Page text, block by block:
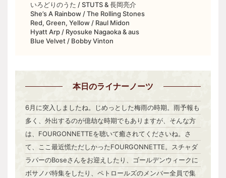
いろどりのうた / STUTS & 長岡亮介
She’s A Rainbow / The Rolling Stones
Red, Green, Yellow / Raul Midon
Hyatt Arp / Ryosuke Nagaoka & aus
Blue Velvet / Bobby Vinton
本日のライナーノーツ
6月に突入しましたね。じめっとした梅雨の時期。雨予報も
多く、外出するのが億劫な時期でもありますが、そんな方
は、FOURGONNETTEを聴いて癒されてくださいね。さ
て、ここ最近慌ただしかったFOURGONNETTE。スチャダ
ラパーのBoseさんをお迎えしたり、ゴールデンウィークに
ボサノバ特集をしたり、ペトロールズのメンバー全員で集